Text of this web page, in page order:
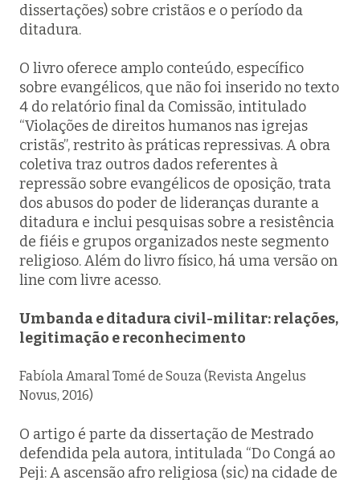
dissertações) sobre cristãos e o período da
ditadura.
O livro oferece amplo conteúdo, específico
sobre evangélicos, que não foi inserido no texto
4 do relatório final da Comissão, intitulado
“Violações de direitos humanos nas igrejas
cristãs”, restrito às práticas repressivas. A obra
coletiva traz outros dados referentes à
repressão sobre evangélicos de oposição, trata
dos abusos do poder de lideranças durante a
ditadura e inclui pesquisas sobre a resistência
de fiéis e grupos organizados neste segmento
religioso. Além do livro físico, há uma versão on
line com livre acesso.
Umbanda e ditadura civil-militar: relações,
legitimação e reconhecimento
Fabíola Amaral Tomé de Souza (Revista Angelus
Novus, 2016)
O artigo é parte da dissertação de Mestrado
defendida pela autora, intitulada “Do Congá ao
Peji: A ascensão afro religiosa (sic) na cidade de